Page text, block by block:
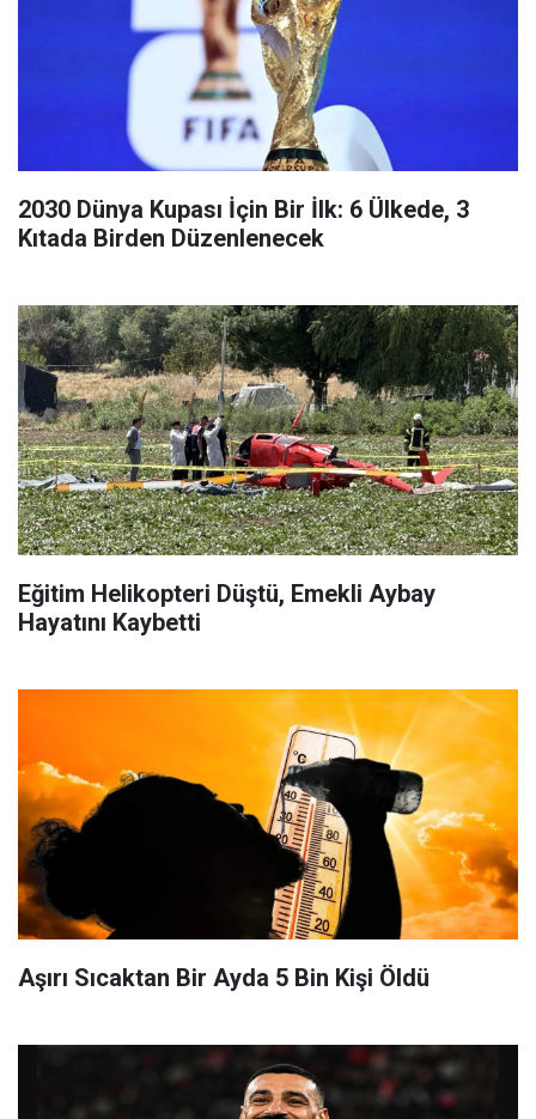
2030 Dünya Kupası İçin Bir İlk: 6 Ülkede, 3
Kıtada Birden Düzenlenecek
Eğitim Helikopteri Düştü, Emekli Aybay
Hayatını Kaybetti
Aşırı Sıcaktan Bir Ayda 5 Bin Kişi Öldü